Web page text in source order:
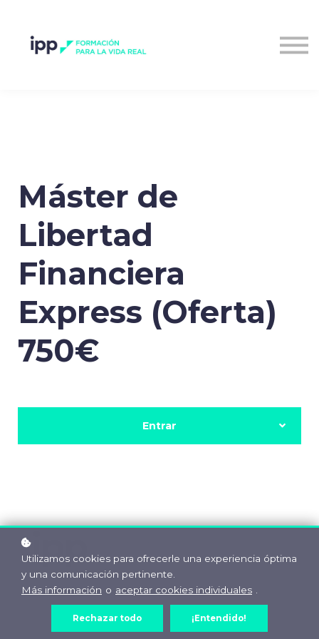
Máster de
Libertad
Financiera
Express (Oferta)
750€
Entrar
Utilizamos cookies para ofrecerle una experiencia óptima
y una comunicación pertinente.
Más información o aceptar cookies individuales
Rechazar todo ¡Entendido!